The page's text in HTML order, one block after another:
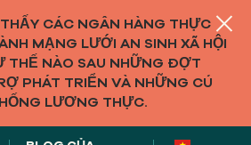
CÁC NGÂN HÀNG THỰC
MẠNG LƯỚI AN SINH XÃ HỘI
THẾ NÀO SAU NHỮNG ĐỢT
PHÁT TRIỂN VÀ NHỮNG CÚ
LƯƠNG THỰC.